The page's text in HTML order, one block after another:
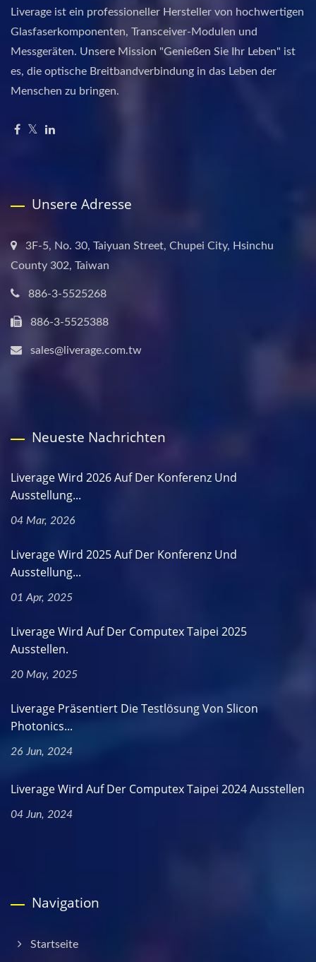
Liverage ist ein professioneller Hersteller von hochwertigen
Glasfaserkomponenten, Transceiver-Modulen und
Messgeräten. Unsere Mission "Genießen Sie Ihr Leben" ist
es, die optische Breitbandverbindung in das Leben der
Menschen zu bringen.
Unsere Adresse
3F-5, No. 30, Taiyuan Street, Chupei City, Hsinchu
County 302, Taiwan
886-3-5525268
886-3-5525388
sales@liverage.com.tw
Neueste Nachrichten
Liverage Wird 2026 Auf Der Konferenz Und
Ausstellung...
04 Mar, 2026
Liverage Wird 2025 Auf Der Konferenz Und
Ausstellung...
01 Apr, 2025
Liverage Wird Auf Der Computex Taipei 2025
Ausstellen.
20 May, 2025
Liverage Präsentiert Die Testlösung Von Slicon
Photonics...
26 Jun, 2024
Liverage Wird Auf Der Computex Taipei 2024 Ausstellen
04 Jun, 2024
Navigation
Startseite